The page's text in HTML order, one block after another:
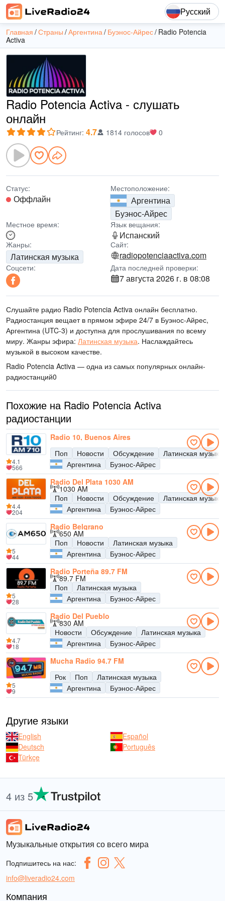
Русский
Главная Страны Аргентина Буэнос-Айрес Radio Potencia
Activa
Radio Potencia Activa - слушать
онлайн
Рейтинг: 4.7 1814 голосов 0
Статус:
Оффлайн
Местоположение:
Аргентина
Буэнос-Айрес
Местное время: Язык вещания:
Испанский
Жанры:
Латинская музыка
Сайт:
radiopotenciaactiva.com
Соцсети: Дата последней проверки:
7 августа 2026 г. в 08:08
Слушайте радио Radio Potencia Activa онлайн бесплатно.
Радиостанция вещает в прямом эфире 24/7 в Буэнос-Айрес,
Аргентина (UTC-3) и доступна для прослушивания по всему
миру. Жанры эфира: Латинская музыка. Наслаждайтесь
музыкой в высоком качестве.
Radio Potencia Activa — одна из самых популярных онлайн-
радиостанций0
Похожие на Radio Potencia Activa
радиостанции
Radio 10, Buenos Aires
Поп
Новости Обсуждение
Латинская музыка
Аргентина
Буэнос-Айрес
4.1
566
Radio Del Plata 1030 AM
1030 AM
Поп
Новости Обсуждение
Латинская музыка
Аргентина
Буэнос-Айрес
4.4
204
Radio Belgrano
650 AM
Поп
Новости
Латинская музыка
Аргентина
Буэнос-Айрес
5
44
Radio Porteña 89.7 FM
89.7 FM
Поп
Латинская музыка
Аргентина
Буэнос-Айрес
5
28
Radio Del Pueblo
830 AM
Новости
Обсуждение
Латинская музыка
Аргентина
Буэнос-Айрес
4.7
18
Mucha Radio 94.7 FM
Рок
Поп
Латинская музыка
Аргентина
Буэнос-Айрес
5
9
Другие языки
English
Español
Deutsch
Português
Türkçe
4 из 5
Музыкальные открытия со всего мира
Подпишитесь на нас:
info@liveradio24.com
Компания